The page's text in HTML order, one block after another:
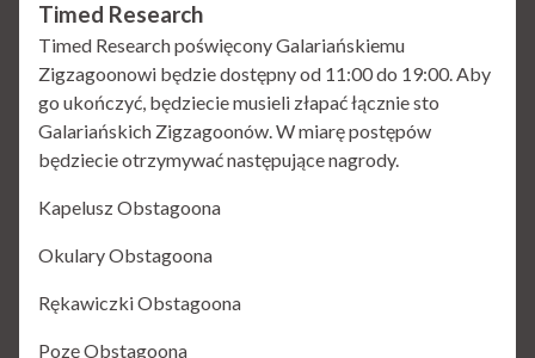
Timed Research
Timed Research poświęcony Galariańskiemu
Zigzagoonowi będzie dostępny od 11:00 do 19:00. Aby
go ukończyć, będziecie musieli złapać łącznie sto
Galariańskich Zigzagoonów. W miarę postępów
będziecie otrzymywać następujące nagrody.
Kapelusz Obstagoona
Okulary Obstagoona
Rękawiczki Obstagoona
Pozę Obstagoona